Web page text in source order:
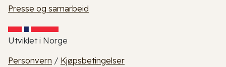
Presse og samarbeid
Utviklet i Norge
Personvern / Kjøpsbetingelser